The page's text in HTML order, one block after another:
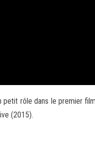
rôle dans le premier
(2015).